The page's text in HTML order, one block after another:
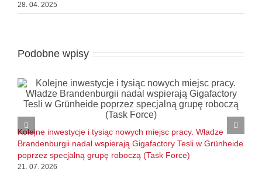
28. 04. 2025
Podobne wpisy
Kolejne inwestycje i tysiąc nowych miejsc pracy. Władze
Brandenburgii nadal wspierają Gigafactory Tesli w Grünheide
poprzez specjalną grupę roboczą (Task Force)
21. 07. 2026